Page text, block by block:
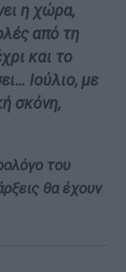
η χώρα,
από τη
και το
Ιούλιο, με
σκόνη,
του
θα έχουν